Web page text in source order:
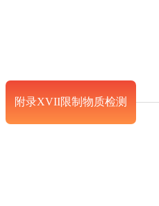
附录XVII限制物质检测